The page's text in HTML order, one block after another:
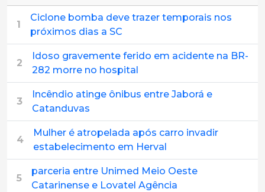
1
Ciclone bomba deve trazer temporais nos
próximos dias a SC
2
Idoso gravemente ferido em acidente na BR-
282 morre no hospital
3
Incêndio atinge ônibus entre Jaborá e
Catanduvas
4
Mulher é atropelada após carro invadir
estabelecimento em Herval
5
parceria entre Unimed Meio Oeste
Catarinense e Lovatel Agência